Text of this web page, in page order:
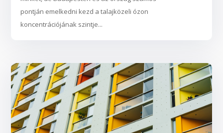
pontján emelkedni kezd a talajközeli ózon
koncentrációjának szintje...